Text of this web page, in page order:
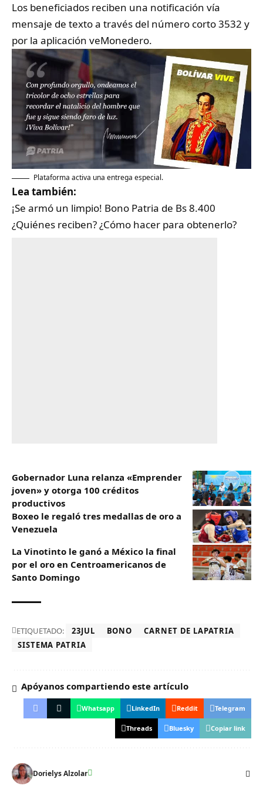
Los beneficiados reciben una notificación vía
mensaje de texto a través del número corto 3532 y
por la aplicación veMonedero.
Plataforma activa una entrega especial.
Lea también:
¡Se armó un limpio! Bono Patria de Bs 8.400
¿Quiénes reciben? ¿Cómo hacer para obtenerlo?
Gobernador Luna relanza «Emprender
joven» y otorga 100 créditos
productivos
Boxeo le regaló tres medallas de oro a
Venezuela
La Vinotinto le ganó a México la final
por el oro en Centroamericanos de
Santo Domingo
ETIQUETADO: 23JUL BONO
CARNET DE LAPATRIA
SISTEMA PATRIA
Apóyanos compartiendo este artículo
Whatsapp LinkedIn Reddit Telegram
Threads Bluesky Copiar link
Dorielys Alzolar